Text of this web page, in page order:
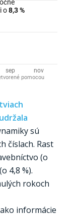
sú
číslach. Rast
(o
4,8 %).
rokoch
informácie